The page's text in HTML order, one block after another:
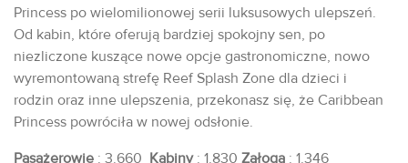
Princess po wielomilionowej serii luksusowych ulepszeń.
Od kabin, które oferują bardziej spokojny sen, po
niezliczone kuszące nowe opcje gastronomiczne, nowo
wyremontowaną strefę Reef Splash Zone dla dzieci i
rodzin oraz inne ulepszenia, przekonasz się, że Caribbean
Princess powróciła w nowej odsłonie.
Pasażerowie : 3.660 Kabiny: 1.830 Załoga : 1.346